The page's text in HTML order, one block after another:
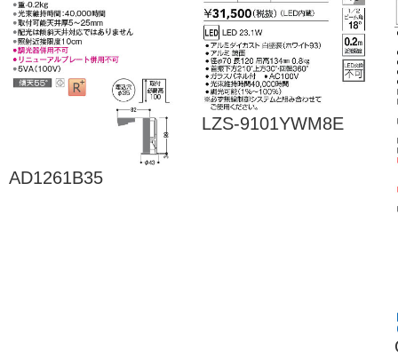
AD1261B35
LZS-9101YWM8E